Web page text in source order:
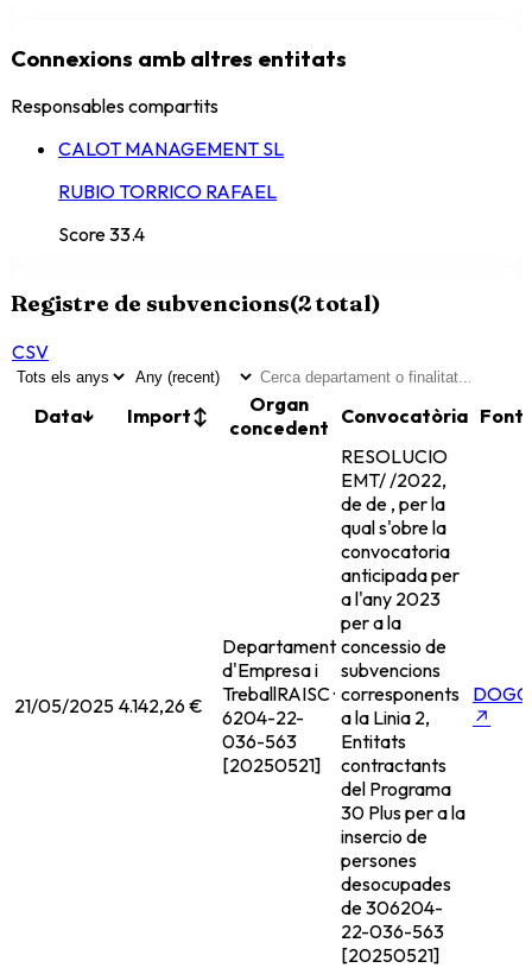
Connexions amb altres entitats
Responsables compartits
CALOT MANAGEMENT SL
RUBIO TORRICO RAFAEL
Score33.4
Registre de subvencions(2total)
CSV
Data↓ Import↕
Organ
concedent Convocatòria Font
21/05/2025 4.142,26 €
Departament
d'Empresa i
TreballRAISC ·
6204-22-
036-563
[20250521]
RESOLUCIO
EMT/ /2022,
de de , per la
qual s'obre la
convocatoria
anticipada per
a l'any 2023
per a la
concessio de
subvencions
corresponents
a la Linia 2,
Entitats
contractants
del Programa
30 Plus per a la
insercio de
persones
desocupades
de 306204-
22-036-563
[20250521]
DOGC
↗